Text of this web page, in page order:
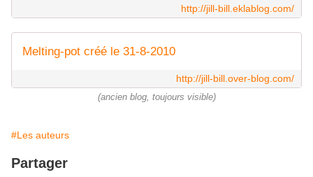
http://jill-bill.eklablog.com/
Melting-pot créé le 31-8-2010
http://jill-bill.over-blog.com/
(ancien blog, toujours visible)
#Les auteurs
Partager